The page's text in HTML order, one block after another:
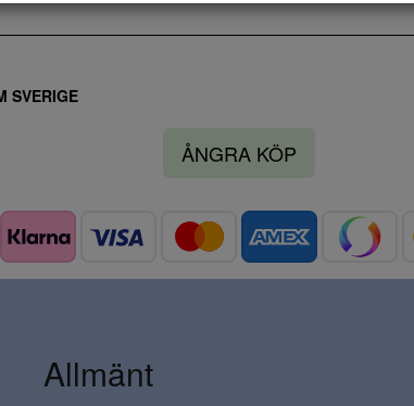
SVERIGE
ÅNGRA KÖP
Allmänt